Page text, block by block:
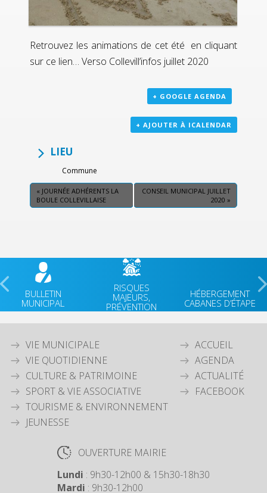
Retrouvez les animations de cet été en cliquant
sur ce lien… Verso Collevill’infos juillet 2020
+ GOOGLE AGENDA
+ AJOUTER À ICALENDAR
LIEU
Commune
« JOURNÉE ADHÉRENTS LA
BOULE COLLEVILLAISE
CONSEIL MUNICIPAL JUILLET
2020 »
BULLETIN
MUNICIPAL
RISQUES
MAJEURS,
PRÉVENTION
HÉBERGEMENT
CABANES D’ÉTAPE
VIE MUNICIPALE
VIE QUOTIDIENNE
CULTURE & PATRIMOINE
SPORT & VIE ASSOCIATIVE
TOURISME & ENVIRONNEMENT
JEUNESSE
ACCUEIL
AGENDA
ACTUALITÉ
FACEBOOK
OUVERTURE MAIRIE
Lundi : 9h30-12h00 & 15h30-18h30
Mardi : 9h30-12h00